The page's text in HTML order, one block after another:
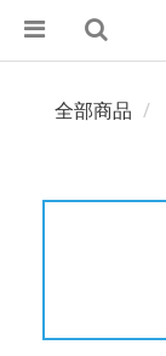
全部商品